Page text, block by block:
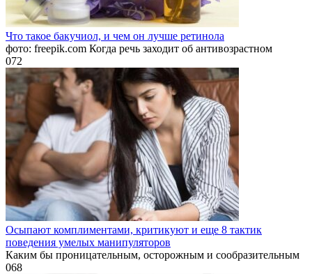
Что такое бакучиол, и чем он лучше ретинола
фото: freepik.com Когда речь заходит об антивозрастном
072
Осыпают комплиментами, критикуют и еще 8 тактик
поведения умелых манипуляторов
Каким бы проницательным, осторожным и сообразительным
068